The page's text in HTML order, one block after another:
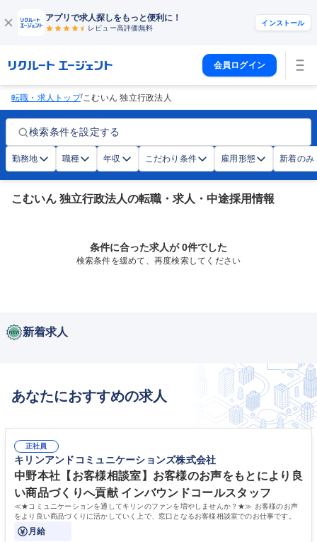
アプリで求人探しをもっと便利に！
レビュー高評価無料
インストール
会員ログイン
転職・求人トップ/こむいん 独立行政法人
検索条件を設定する
勤務地 職種 年収 こだわり条件 雇用形態 新着のみ
こむいん 独立行政法人の転職・求人・中途採用情報
条件に合った求人が 0件でした
検索条件を緩めて、再度検索してください
新着求人
あなたにおすすめの求人
正社員
キリンアンドコミュニケーションズ株式会社
中野本社【お客様相談室】お客様のお声をもとにより良
い商品づくりへ貢献 インバウンドコールスタッフ
≪★コミュニケーションを通してキリンのファンを増やしませんか？★≫ お客様のお声
をより良い商品づくりに活かしていく上で、窓口となるお客様相談室でのお仕事です。
月給